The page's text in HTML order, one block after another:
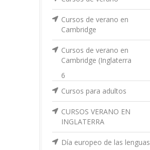
Cursos de verano en
Cambridge
Cursos de verano en
Cambridge (Inglaterra
6
Cursos para adultos
CURSOS VERANO EN
INGLATERRA
Día europeo de las lenguas